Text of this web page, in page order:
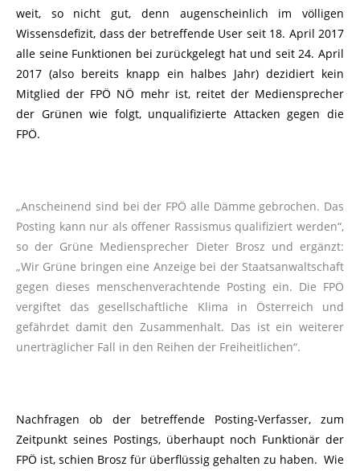
weit, so nicht gut, denn augenscheinlich im völligen
Wissensdefizit, dass der betreffende User seit 18. April 2017
alle seine Funktionen bei zurückgelegt hat und seit 24. April
2017 (also bereits knapp ein halbes Jahr) dezidiert kein
Mitglied der FPÖ NÖ mehr ist, reitet der Mediensprecher
der Grünen wie folgt, unqualifizierte Attacken gegen die
FPÖ.
„Anscheinend sind bei der FPÖ alle Dämme gebrochen. Das
Posting kann nur als offener Rassismus qualifiziert werden“,
so der Grüne Mediensprecher Dieter Brosz und ergänzt:
„Wir Grüne bringen eine Anzeige bei der Staatsanwaltschaft
gegen dieses menschenverachtende Posting ein. Die FPÖ
vergiftet das gesellschaftliche Klima in Österreich und
gefährdet damit den Zusammenhalt. Das ist ein weiterer
unerträglicher Fall in den Reihen der Freiheitlichen“.
Nachfragen ob der betreffende Posting-Verfasser, zum
Zeitpunkt seines Postings, überhaupt noch Funktionär der
FPÖ ist, schien Brosz für überflüssig gehalten zu haben. Wie